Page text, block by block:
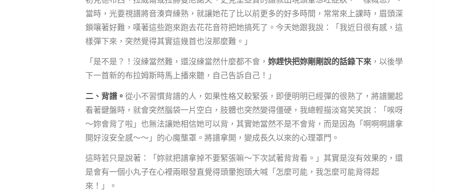
當時，光要視譜將音湊齊練熟，就讓她花了比以前更多的好多時間，常常來上課時，眉頭深
鎖嚷著好難，嘆著這些跑來跑去花花音符把她搞死了。今天她跟我說：「我近日很有感，這
樣彈下來，突然覺得其實這幾首也沒那麼難。」
「是不是？！沒練當然難，還沒練當然什麼都不會， 妳趕快把妳剛剛說的話錄下來 ，以後學
下一首新的布拉姆斯時馬上播來聽，自己告訴自己！」
二、背譜。 從小不習慣背譜的人，如果性格又較緊張，即便明明已經彈的很熟了，將譜闔起
看著鍵盤時，就會突然腦袋一片空白，肢體也突然變得僵硬，我總輕描淡寫笑笑說：「唉呀
～妳會背了啦」也無法讓她相信她可以背，其實她當然不是不會背，而是因為「啊啊啊譜拿
開好沒安全感～～」的心魔壟罩。將譜拿開，變成長久以來的心理罩門。
這時若只是說著：「妳就把譜拿掉不要緊張嘛～下次試著背背看。」其實是沒有效果的，還
是會有一個小丸子在心裡兩眼發直覺得頭暈抱頭大喊「怎麼可能，我怎麼可能背得起
來！」。